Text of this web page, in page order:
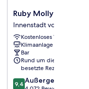
Ruby
Molly
Hotel
Dublin
by
IHG
Innenstadt
Dublin
Ruby Molly Hotel
Innenstadt von Dublin
Kostenloses WLAN
Klimaanlage
Bar
Rund um die Uhr
besetzte Rezeption
9.4
9,4 Außergewöhnlich